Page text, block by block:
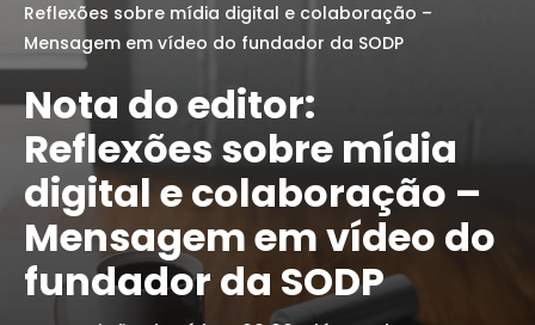
Reflexões sobre mídia digital e colaboração –
Mensagem em vídeo do fundador da SODP
Nota do editor:
Reflexões sobre mídia
digital e colaboração –
Mensagem em vídeo do
fundador da SODP